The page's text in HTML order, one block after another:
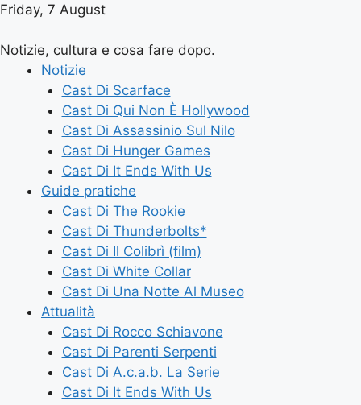
Friday, 7 August
Notizie, cultura e cosa fare dopo.
Notizie
Cast Di Scarface
Cast Di Qui Non È Hollywood
Cast Di Assassinio Sul Nilo
Cast Di Hunger Games
Cast Di It Ends With Us
Guide pratiche
Cast Di The Rookie
Cast Di Thunderbolts*
Cast Di Il Colibrì (film)
Cast Di White Collar
Cast Di Una Notte Al Museo
Attualità
Cast Di Rocco Schiavone
Cast Di Parenti Serpenti
Cast Di A.c.a.b. La Serie
Cast Di It Ends With Us